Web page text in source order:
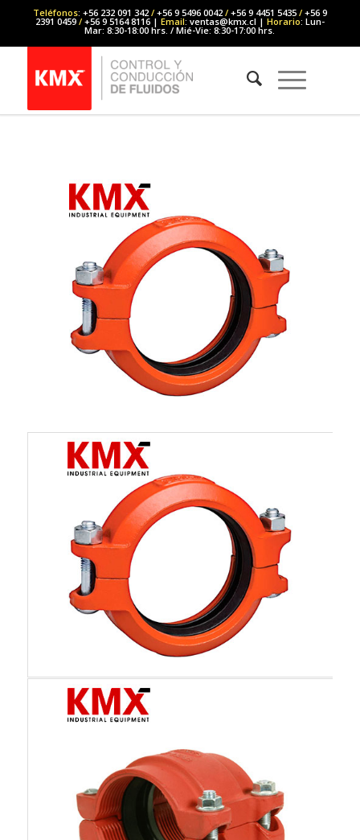
Teléfonos: +56 232 091 342 /+56 9 5496 0042 /+56 9 4451 5435 /+56 9
2391 0459 /+56 9 5164 8116 | Email: ventas@kmx.cl | Horario: Lun-
Mar: 8:30-18:00 hrs. / Mié-Vie: 8:30-17:00 hrs.